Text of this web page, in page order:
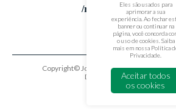
/redes sociais
Copyright© Jornal de Itatiba. Todos os
Desenvolvido por
Eles são usados para
aprimorar a sua
experiência. Ao fechar
banner ou continuar na
página, você concorda
o uso de cookies. Saiba
mais em nossa Política
Privacidade
Aceitar todos
os cookies